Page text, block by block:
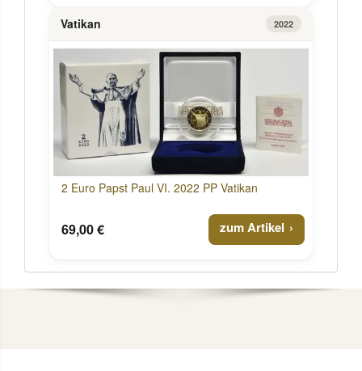
Vatikan 2022
2 Euro Papst Paul VI. 2022 PP Vatikan
69,00 € zum Artikel